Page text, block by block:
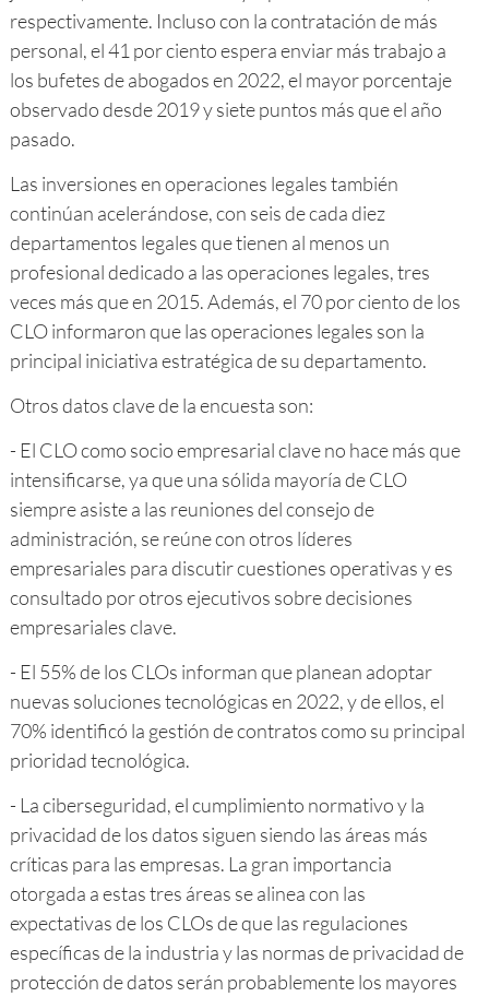
respectivamente. Incluso con la contratación de más
personal, el 41 por ciento espera enviar más trabajo a
los bufetes de abogados en 2022, el mayor porcentaje
observado desde 2019 y siete puntos más que el año
pasado.
Las inversiones en operaciones legales también
continúan acelerándose, con seis de cada diez
departamentos legales que tienen al menos un
profesional dedicado a las operaciones legales, tres
veces más que en 2015. Además, el 70 por ciento de los
CLO informaron que las operaciones legales son la
principal iniciativa estratégica de su departamento.
Otros datos clave de la encuesta son:
- El CLO como socio empresarial clave no hace más que
intensificarse, ya que una sólida mayoría de CLO
siempre asiste a las reuniones del consejo de
administración, se reúne con otros líderes
empresariales para discutir cuestiones operativas y es
consultado por otros ejecutivos sobre decisiones
empresariales clave.
- El 55% de los CLOs informan que planean adoptar
nuevas soluciones tecnológicas en 2022, y de ellos, el
70% identificó la gestión de contratos como su principal
prioridad tecnológica.
- La ciberseguridad, el cumplimiento normativo y la
privacidad de los datos siguen siendo las áreas más
críticas para las empresas. La gran importancia
otorgada a estas tres áreas se alinea con las
expectativas de los CLOs de que las regulaciones
específicas de la industria y las normas de privacidad de
protección de datos serán probablemente los mayores